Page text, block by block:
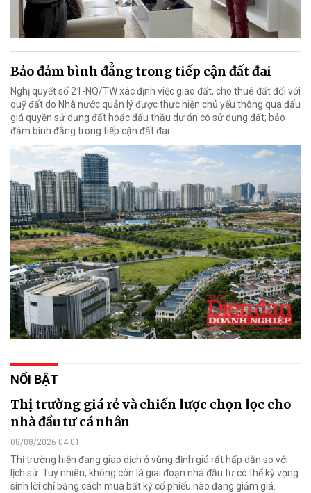
Bảo đảm bình đẳng trong tiếp cận đất đai
Nghị quyết số 21-NQ/TW xác định việc giao đất, cho thuê đất đối với
quỹ đất do Nhà nước quản lý được thực hiện chủ yếu thông qua đấu
giá quyền sử dụng đất hoặc đấu thầu dự án có sử dụng đất; bảo
đảm bình đẳng trong tiếp cận đất đai.
NỔI BẬT
Thị trường giá rẻ và chiến lược chọn lọc cho
nhà đầu tư cá nhân
08/08/2026 04:01
Thị trường hiện đang giao dịch ở vùng định giá rất hấp dẫn so với
lịch sử. Tuy nhiên, không còn là giai đoạn nhà đầu tư có thể kỳ vọng
sinh lời chỉ bằng cách mua bất kỳ cổ phiếu nào đang giảm giá.